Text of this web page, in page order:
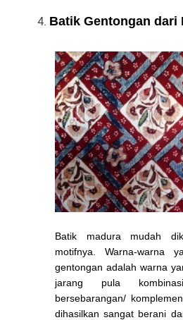
Batik Gentongan dari
Batik madura mudah
motifnya. Warna-warna
gentongan adalah warna
jarang pula
bersebarangan/
dihasilkan sangat berani